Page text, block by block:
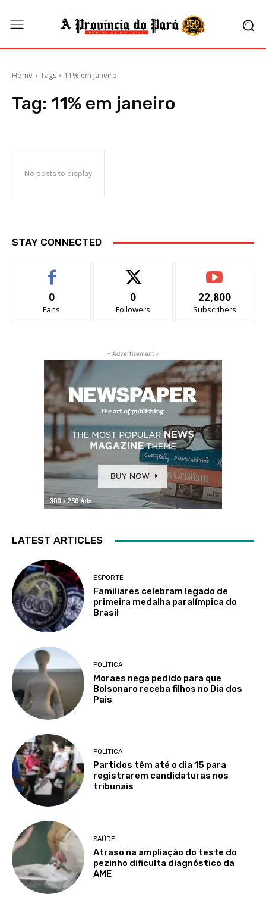
Home Tags 11% em janeiro
Tag: 11% em janeiro
No posts to display
STAY CONNECTED
0
Fans
0
Followers
22,800
Subscribers
- Advertisement -
LATEST ARTICLES
ESPORTE
Familiares celebram legado de
primeira medalha paralímpica do
Brasil
POLÍTICA
Moraes nega pedido para que
Bolsonaro receba filhos no Dia dos
Pais
POLÍTICA
Partidos têm até o dia 15 para
registrarem candidaturas nos
tribunais
SAÚDE
Atraso na ampliação do teste do
pezinho dificulta diagnóstico da
AME